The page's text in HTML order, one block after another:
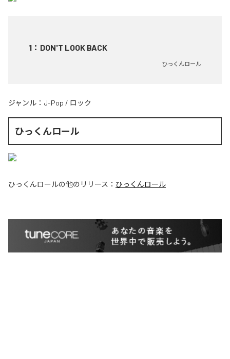
1 ： DON'T LOOK BACK
ひっくんロール
ジャンル： J-Pop / ロック
ひっくんロール
ひっくんロールの他のリリース： ひっくんロール